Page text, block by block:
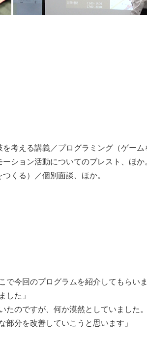
考える講義／プログラミング（ゲーム
ション活動についてのブレスト、ほか
くる）／個別面談、ほか。
で今回のプログラムを紹介してもらい
した」
たのですが、何か漠然としていました
分を改善していこうと思います」